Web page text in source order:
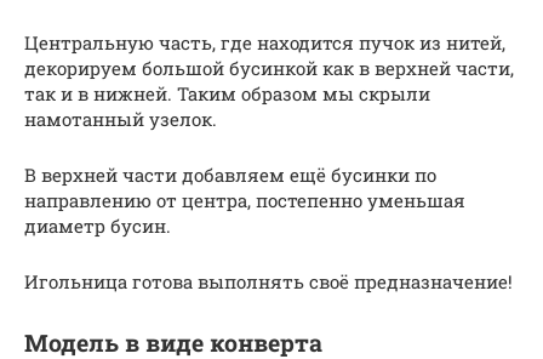
Центральную часть, где находится пучок из нитей,
декорируем большой бусинкой как в верхней части,
так и в нижней. Таким образом мы скрыли
намотанный узелок.
В верхней части добавляем ещё бусинки по
направлению от центра, постепенно уменьшая
диаметр бусин.
Игольница готова выполнять своё предназначение!
Модель в виде конверта